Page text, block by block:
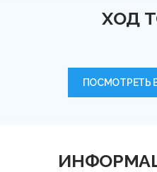
ХОД
ПОСМОТРЕТЬ